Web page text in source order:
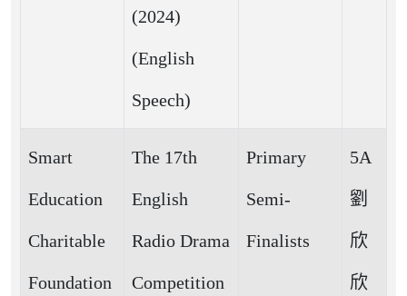
(2024)
(English
Speech)
Smart
Education
Charitable
Foundation
The 17th
English
Radio Drama
Competition
Primary
Semi-
Finalists
5A
劉
欣
欣